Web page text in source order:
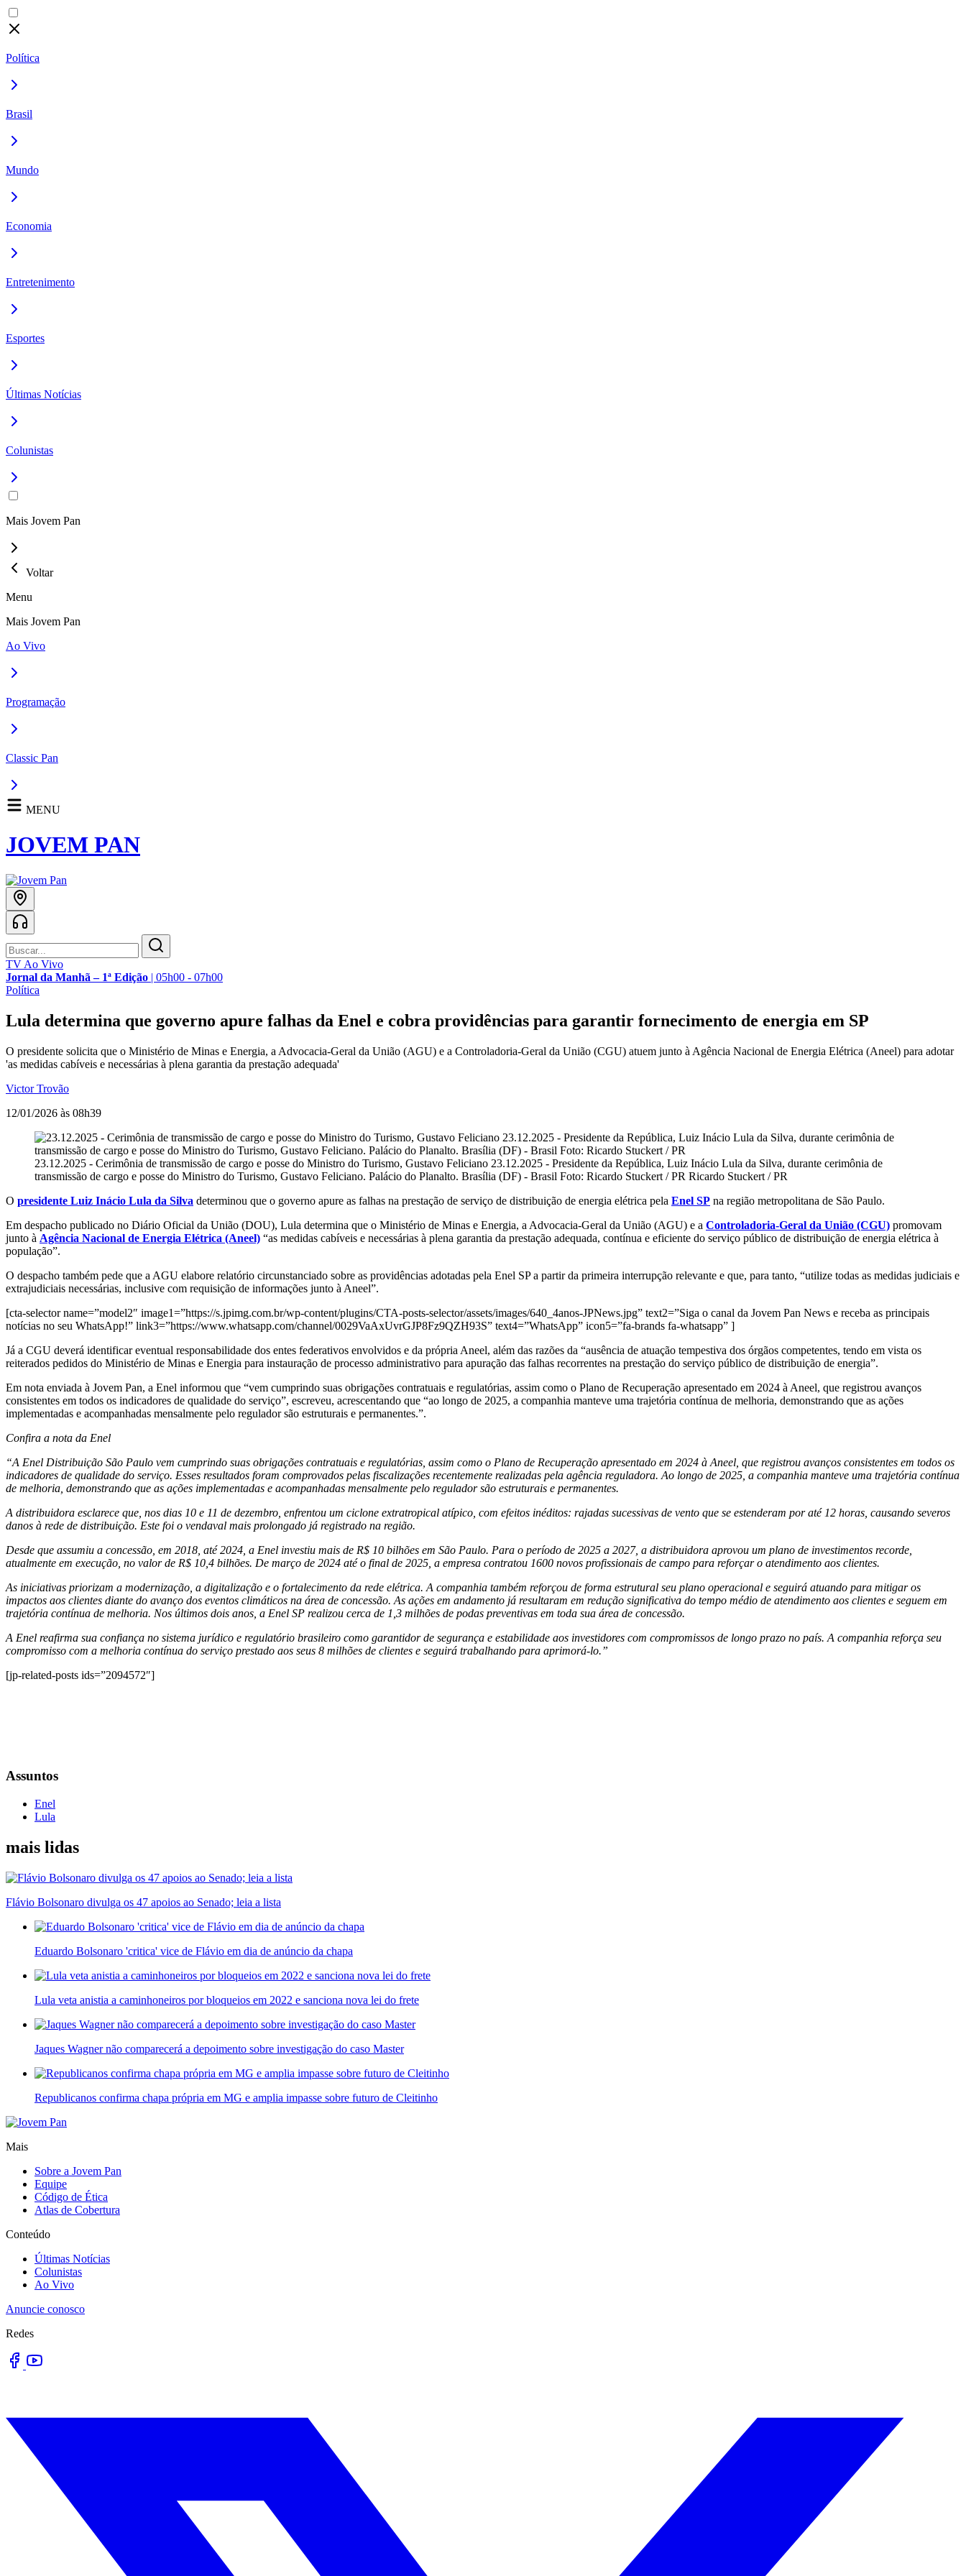
Política
Brasil
Mundo
Economia
Entretenimento
Esportes
Últimas Notícias
Colunistas
Mais Jovem Pan
Voltar
Menu
Mais Jovem Pan
Ao Vivo
Programação
Classic Pan
MENU
JOVEM PAN
TV Ao Vivo
Jornal da Manhã – 1ª Edição | 05h00 - 07h00
Política
Lula determina que governo apure falhas da Enel e cobra providências para garantir fornecimento de energia em SP
O presidente solicita que o Ministério de Minas e Energia, a Advocacia-Geral da União (AGU) e a Controladoria-Geral da União (CGU) atuem junto à Agência Nacional de Energia Elétrica (Aneel) para adotar
'as medidas cabíveis e necessárias à plena garantia da prestação adequada'
Victor Trovão
12/01/2026 às 08h39
23.12.2025 - Cerimônia de transmissão de cargo e posse do Ministro do Turismo, Gustavo Feliciano 23.12.2025 - Presidente da República, Luiz Inácio Lula da Silva, durante cerimônia de
transmissão de cargo e posse do Ministro do Turismo, Gustavo Feliciano. Palácio do Planalto. Brasília (DF) - Brasil Foto: Ricardo Stuckert / PR Ricardo Stuckert / PR
O presidente Luiz Inácio Lula da Silva determinou que o governo apure as falhas na prestação de serviço de distribuição de energia elétrica pela Enel SP na região metropolitana de São Paulo.
Em despacho publicado no Diário Oficial da União (DOU), Lula determina que o Ministério de Minas e Energia, a Advocacia-Geral da União (AGU) e a Controladoria-Geral da União (CGU) promovam
junto à Agência Nacional de Energia Elétrica (Aneel) “as medidas cabíveis e necessárias à plena garantia da prestação adequada, contínua e eficiente do serviço público de distribuição de energia elétrica à
população”.
O despacho também pede que a AGU elabore relatório circunstanciado sobre as providências adotadas pela Enel SP a partir da primeira interrupção relevante e que, para tanto, “utilize todas as medidas judiciais e
extrajudiciais necessárias, inclusive com requisição de informações junto à Aneel”.
[cta-selector name=”model2″ image1=”https://s.jpimg.com.br/wp-content/plugins/CTA-posts-selector/assets/images/640_4anos-JPNews.jpg” text2=”Siga o canal da Jovem Pan News e receba as principais
notícias no seu WhatsApp!” link3=”https://www.whatsapp.com/channel/0029VaAxUvrGJP8Fz9QZH93S” text4=”WhatsApp” icon5=”fa-brands fa-whatsapp” ]
Já a CGU deverá identificar eventual responsabilidade dos entes federativos envolvidos e da própria Aneel, além das razões da “ausência de atuação tempestiva dos órgãos competentes, tendo em vista os
reiterados pedidos do Ministério de Minas e Energia para instauração de processo administrativo para apuração das falhas recorrentes na prestação do serviço público de distribuição de energia”.
Em nota enviada à Jovem Pan, a Enel informou que “vem cumprindo suas obrigações contratuais e regulatórias, assim como o Plano de Recuperação apresentado em 2024 à Aneel, que registrou avanços
consistentes em todos os indicadores de qualidade do serviço”, escreveu, acrescentando que “ao longo de 2025, a companhia manteve uma trajetória contínua de melhoria, demonstrando que as ações
implementadas e acompanhadas mensalmente pelo regulador são estruturais e permanentes.”.
Confira a nota da Enel
“A Enel Distribuição São Paulo vem cumprindo suas obrigações contratuais e regulatórias, assim como o Plano de Recuperação apresentado em 2024 à Aneel, que registrou avanços consistentes em todos os
indicadores de qualidade do serviço. Esses resultados foram comprovados pelas fiscalizações recentemente realizadas pela agência reguladora. Ao longo de 2025, a companhia manteve uma trajetória contínua
de melhoria, demonstrando que as ações implementadas e acompanhadas mensalmente pelo regulador são estruturais e permanentes.
A distribuidora esclarece que, nos dias 10 e 11 de dezembro, enfrentou um ciclone extratropical atípico, com efeitos inéditos: rajadas sucessivas de vento que se estenderam por até 12 horas, causando severos
danos à rede de distribuição. Este foi o vendaval mais prolongado já registrado na região.
Desde que assumiu a concessão, em 2018, até 2024, a Enel investiu mais de R$ 10 bilhões em São Paulo. Para o período de 2025 a 2027, a distribuidora aprovou um plano de investimentos recorde,
atualmente em execução, no valor de R$ 10,4 bilhões. De março de 2024 até o final de 2025, a empresa contratou 1600 novos profissionais de campo para reforçar o atendimento aos clientes.
As iniciativas priorizam a modernização, a digitalização e o fortalecimento da rede elétrica. A companhia também reforçou de forma estrutural seu plano operacional e seguirá atuando para mitigar os
impactos aos clientes diante do avanço dos eventos climáticos na área de concessão. As ações em andamento já resultaram em redução significativa do tempo médio de atendimento aos clientes e seguem em
trajetória contínua de melhoria. Nos últimos dois anos, a Enel SP realizou cerca de 1,3 milhões de podas preventivas em toda sua área de concessão.
A Enel reafirma sua confiança no sistema jurídico e regulatório brasileiro como garantidor de segurança e estabilidade aos investidores com compromissos de longo prazo no país. A companhia reforça seu
compromisso com a melhoria contínua do serviço prestado aos seus 8 milhões de clientes e seguirá trabalhando para aprimorá-lo.”
[jp-related-posts ids=”2094572″]
Assuntos
Enel
Lula
mais lidas
Flávio Bolsonaro divulga os 47 apoios ao Senado; leia a lista
Eduardo Bolsonaro 'critica' vice de Flávio em dia de anúncio da chapa
Lula veta anistia a caminhoneiros por bloqueios em 2022 e sanciona nova lei do frete
Jaques Wagner não comparecerá a depoimento sobre investigação do caso Master
Republicanos confirma chapa própria em MG e amplia impasse sobre futuro de Cleitinho
Mais
Sobre a Jovem Pan
Equipe
Código de Ética
Atlas de Cobertura
Conteúdo
Últimas Notícias
Colunistas
Ao Vivo
Anuncie conosco
Redes